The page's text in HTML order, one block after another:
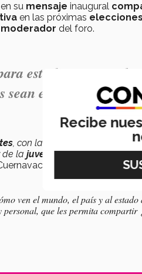
su mensaje inaugural
en las próximas elecciones
moderador del foro.
estudiantes, con la
sean escuchadas".-
, con la de crear
de la juventudy su
ven el mundo, el país y al
que les permita
Recibe